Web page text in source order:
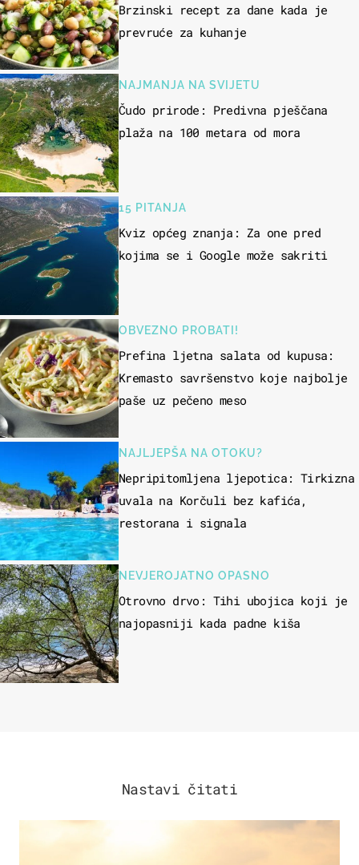
Brzinski recept za dane kada je
prevruće za kuhanje
NAJMANJA NA SVIJETU
Čudo prirode: Predivna pješčana
plaža na 100 metara od mora
15 PITANJA
Kviz općeg znanja: Za one pred
kojima se i Google može sakriti
OBVEZNO PROBATI!
Prefina ljetna salata od kupusa:
Kremasto savršenstvo koje najbolje
paše uz pečeno meso
NAJLJEPŠA NA OTOKU?
Nepripitomljena ljepotica: Tirkizna
uvala na Korčuli bez kafića,
restorana i signala
NEVJEROJATNO OPASNO
Otrovno drvo: Tihi ubojica koji je
najopasniji kada padne kiša
Nastavi čitati